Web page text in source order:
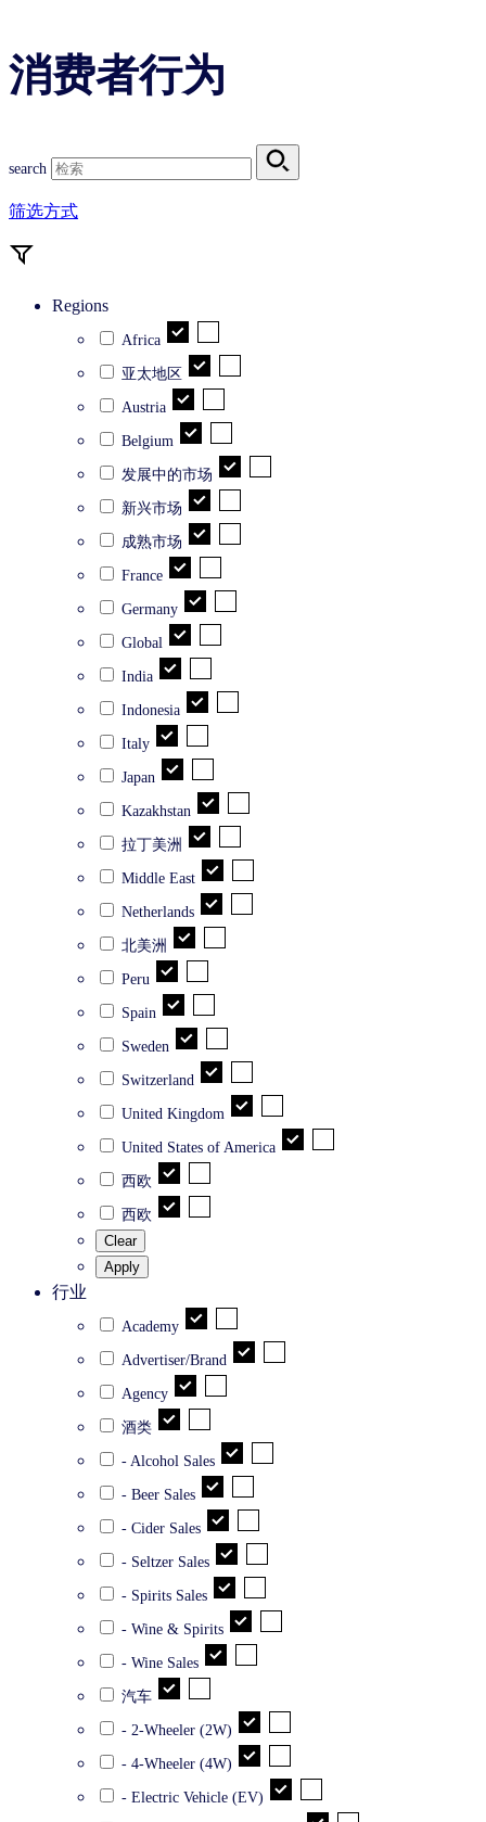
消费者行为
search
筛选方式
Regions
Africa
亚太地区
Austria
Belgium
发展中的市场
新兴市场
成熟市场
France
Germany
Global
India
Indonesia
Italy
Japan
Kazakhstan
拉丁美洲
Middle East
Netherlands
北美洲
Peru
Spain
Sweden
Switzerland
United Kingdom
United States of America
西欧
西欧
Clear
Apply
行业
Academy
Advertiser/Brand
Agency
酒类
- Alcohol Sales
- Beer Sales
- Cider Sales
- Seltzer Sales
- Spirits Sales
- Wine & Spirits
- Wine Sales
汽车
- 2-Wheeler (2W)
- 4-Wheeler (4W)
- Electric Vehicle (EV)